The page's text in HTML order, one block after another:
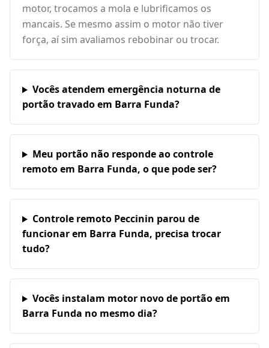
motor, trocamos a mola e lubrificamos os
mancais. Se mesmo assim o motor não tiver
força, aí sim avaliamos rebobinar ou trocar.
Vocês atendem emergência noturna de
portão travado em Barra Funda?
Meu portão não responde ao controle
remoto em Barra Funda, o que pode ser?
Controle remoto Peccinin parou de
funcionar em Barra Funda, precisa trocar
tudo?
Vocês instalam motor novo de portão em
Barra Funda no mesmo dia?